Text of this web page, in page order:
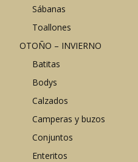
Sábanas
Toallones
OTOÑO – INVIERNO
Batitas
Bodys
Calzados
Camperas y buzos
Conjuntos
Enteritos